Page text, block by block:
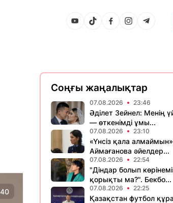
Соңғы жаңалықтар
07.08.2026 23:46
Әділет Зейнел: Менің
— өткенімді ұмы...
07.08.2026 23:10
«Үнсіз қала
Аймағанова әйелдер...
07.08.2026 22:54
"Діндар болып
қорықты ма?". Бекбо...
07.08.2026 22:25
Қазақстан футбол